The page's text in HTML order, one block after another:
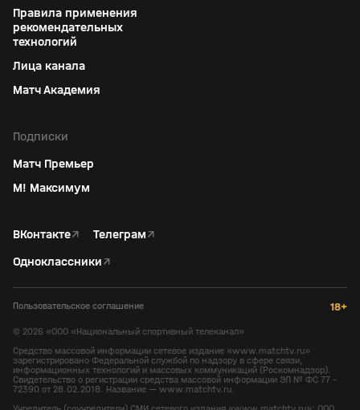
Правила применения
рекомендательных
технологий
Лица канала
Матч Академия
Подписки
Матч Премьер
М! Максимум
ВКонтакте↗ Телеграм↗
Одноклассники↗
Пользовательское соглашение 18+
© 2026 «ООО «Национальный спортивный телеканал»
Средство массовой информации сетевое издание «www.matchtv.ru»
зарегистрировано Федеральной службой по надзору в сфере связи,
информационных технологий и массовых коммуникаций (Роскомнадзор).
Свидетельство о регистрации средства массовой информации ЭЛ № ФС 77 -
72390 от 28.02.2018. Название — www.matchtv.ru.